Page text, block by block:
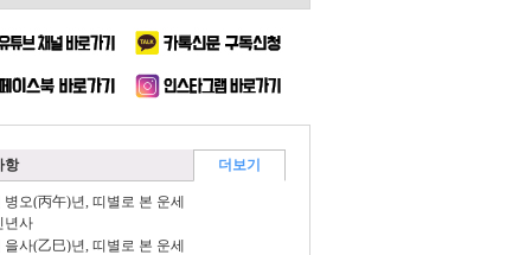
항 더보기
병오(丙午)년, 띠별로 본 운세
년사
을사(乙巳)년, 띠별로 본 운세